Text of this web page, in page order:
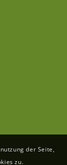
der Seite,
zu.